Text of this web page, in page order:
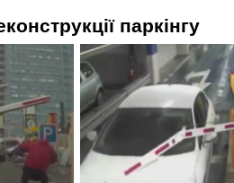
паркінгу